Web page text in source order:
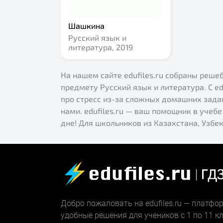
Шашкина
Русский язык и
литература, 2019
На нашем сайте edufiles.ru собраны
предмету Русский язык и литература. С
про стресс из-за сложных домашних
нами. edufiles.ru — ваш помощник в учебе
дне! Для школьников из Казахстана,
Добро пожаловать на edufiles.ru —
удобные решения для учеников с 1 по 11